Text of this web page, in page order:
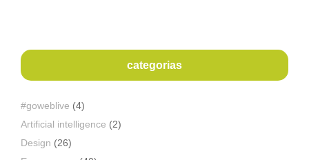
categorias
#goweblive (4)
Artificial intelligence (2)
Design (26)